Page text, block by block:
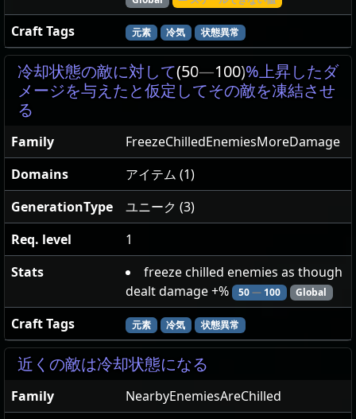
Craft Tags 元素 冷気 状態異常
冷却状態の敵に対して(50—100)%上昇したダ
メージを与えたと仮定してその敵を凍結させ
る
Family
FreezeChilledEnemiesMoreDamage
Domains
アイテム (1)
GenerationType
ユニーク (3)
Req. level
1
Stats
freeze chilled enemies as though
dealt damage +%
50—100 Global
Craft Tags 元素 冷気 状態異常
近くの敵は冷却状態になる
Family
NearbyEnemiesAreChilled